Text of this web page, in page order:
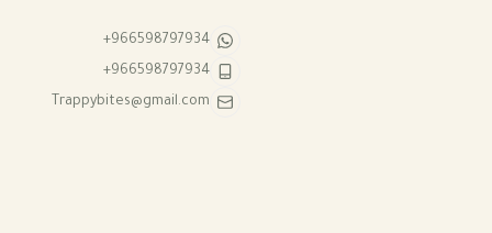
+966598797934
+966598797934
Trappybites@gmail.com